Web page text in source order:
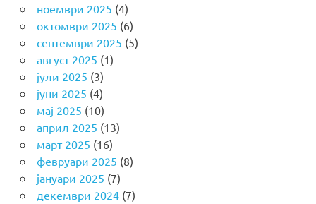
ноември 2025 (4)
октомври 2025 (6)
септември 2025 (5)
август 2025 (1)
јули 2025 (3)
јуни 2025 (4)
мај 2025 (10)
април 2025 (13)
март 2025 (16)
февруари 2025 (8)
јануари 2025 (7)
декември 2024(7)